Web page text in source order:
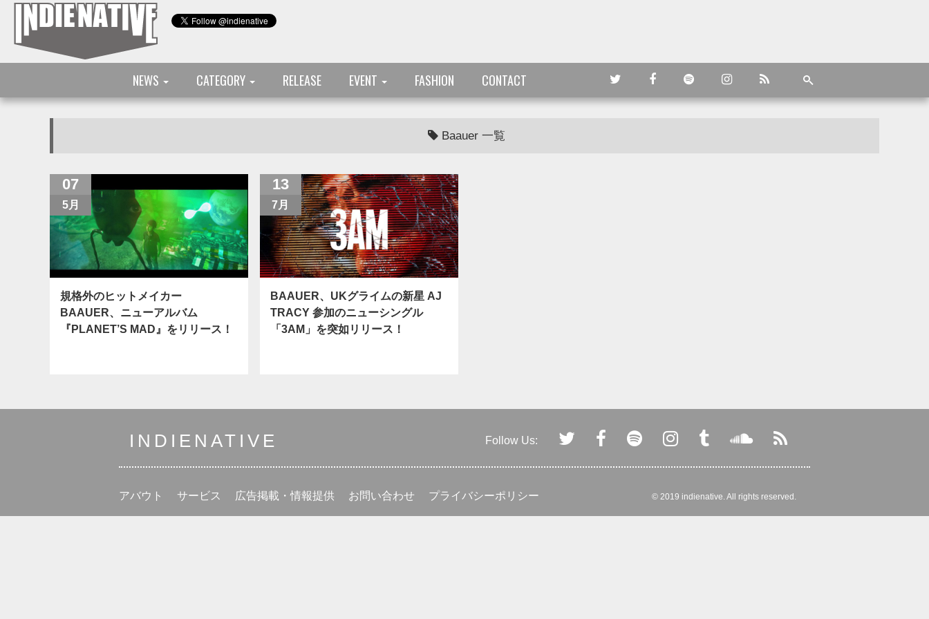
NEWS CATEGORY RELEASE EVENT FASHION CONTACT
Baauer 一覧
07
5月
規格外のヒットメイカー
BAAUER、ニューアルバム
『PLANET’S MAD』をリリース！
13
7月
BAAUER、UKグライムの新星 AJ
TRACY 参加のニューシングル
「3AM」を突如リリース！
INDIENATIVE Follow Us:
アバウト サービス 広告掲載・情報提供 お問い合わせ プライバシーポリシー © 2019 indienative. All rights reserved.